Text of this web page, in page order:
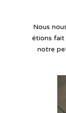
Nous
étions fait
notre